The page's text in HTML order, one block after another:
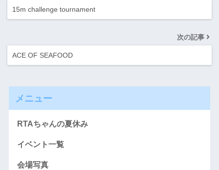
15m challenge tournament
次の記事
ACE OF SEAFOOD
メニュー
RTAちゃんの夏休み
イベント一覧
会場写真